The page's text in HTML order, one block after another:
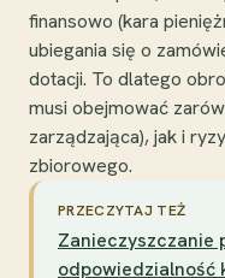
finansowo (kara
ubiegania się o
dotacji. To dlatego
musi obejmować
zarządzająca), jak i
zbiorowego.
PRZECZYTAJ TEŻ
Zanieczyszczanie
odpowiedzialność